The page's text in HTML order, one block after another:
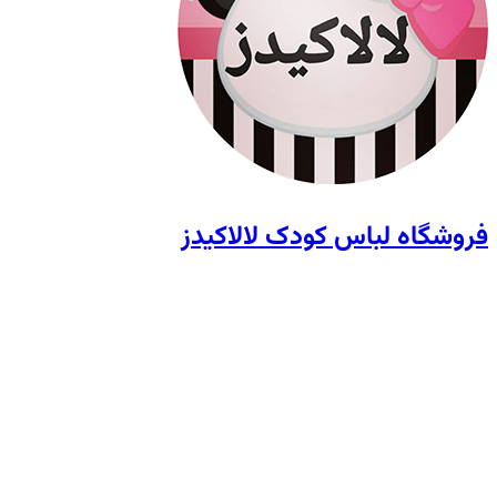
فروشگاه لباس کودک لالاکیدز